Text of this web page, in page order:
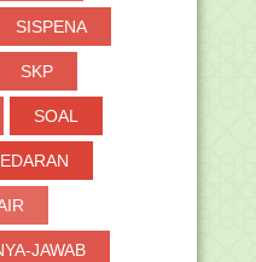
SISPENA
SKP
SOAL
JAWAB